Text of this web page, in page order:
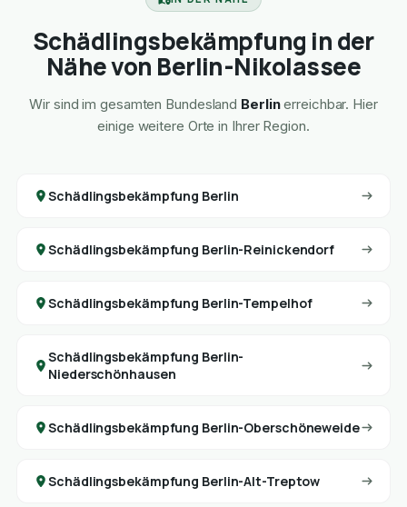
Schädlingsbekämpfung in der
Nähe von Berlin-Nikolassee
Wir sind im gesamten Bundesland Berlinerreichbar. Hier
einige weitere Orte in Ihrer Region.
Schädlingsbekämpfung Berlin
Schädlingsbekämpfung Berlin-Reinickendorf
Schädlingsbekämpfung Berlin-Tempelhof
Schädlingsbekämpfung Berlin-
Niederschönhausen
Schädlingsbekämpfung Berlin-Oberschöneweide
Schädlingsbekämpfung Berlin-Alt-Treptow